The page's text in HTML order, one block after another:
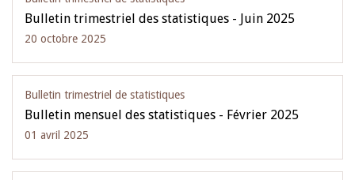
Bulletin trimestriel des statistiques - Juin 2025
20 octobre 2025
Bulletin trimestriel de statistiques
Bulletin mensuel des statistiques - Février 2025
01 avril 2025